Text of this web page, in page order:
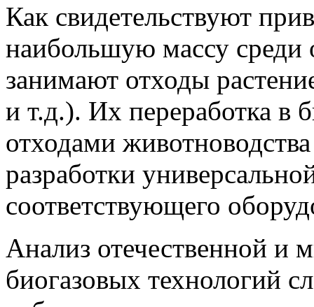
Как свидетельствуют
наибольшую массу
занимают отходы
и т.д.). Их переработка в
отходами
разработки
соответствующего
Анализ отечественной и
биогазовых технологий